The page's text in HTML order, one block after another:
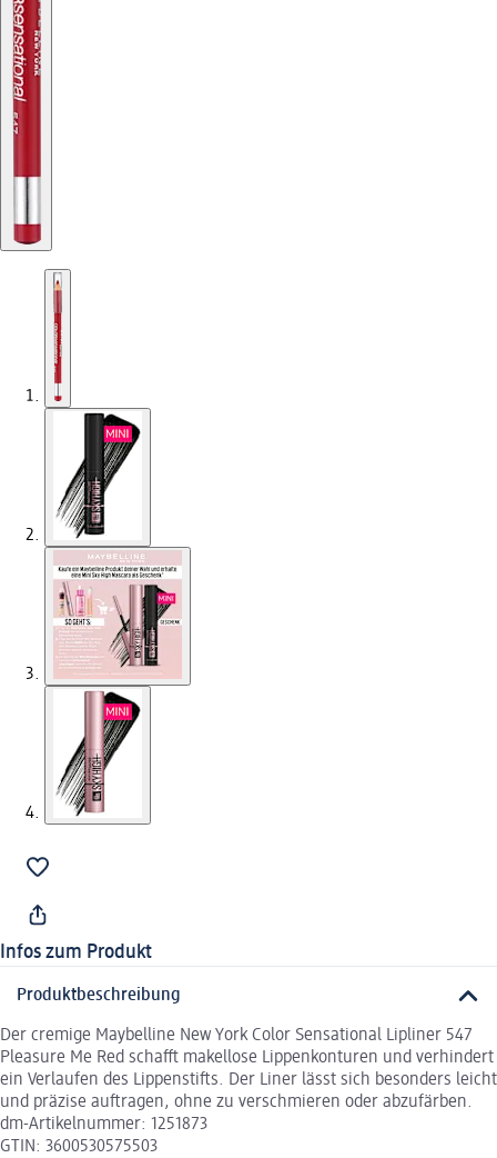
Infos zum Produkt
Produktbeschreibung
Der cremige Maybelline New York Color Sensational Lipliner 547
Pleasure Me Red schafft makellose Lippenkonturen und verhindert
ein Verlaufen des Lippenstifts. Der Liner lässt sich besonders leicht
und präzise auftragen, ohne zu verschmieren oder abzufärben.
dm-Artikelnummer: 1251873
GTIN: 3600530575503